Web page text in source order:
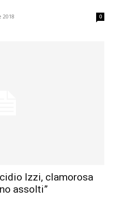
2018 0
Izzi, clamorosa
assolti”